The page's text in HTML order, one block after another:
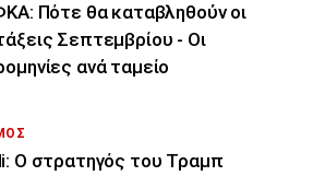
Πότε θα καταβληθούν οι
Σεπτεμβρίου - Οι
ανά ταμείο
Ο στρατηγός του Τραμπ